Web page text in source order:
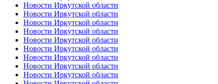
Новости Иркутской области
Новости Иркутской области
Новости Иркутской области
Новости Иркутской области
Новости Иркутской области
Новости Иркутской области
Новости Иркутской области
Новости Иркутской области
Новости Иркутской области